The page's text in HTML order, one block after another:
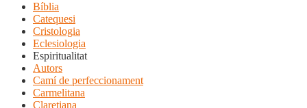
Bíblia
Catequesi
Cristologia
Eclesiologia
Espiritualitat
Autors
Camí de perfeccionament
Carmelitana
Claretiana